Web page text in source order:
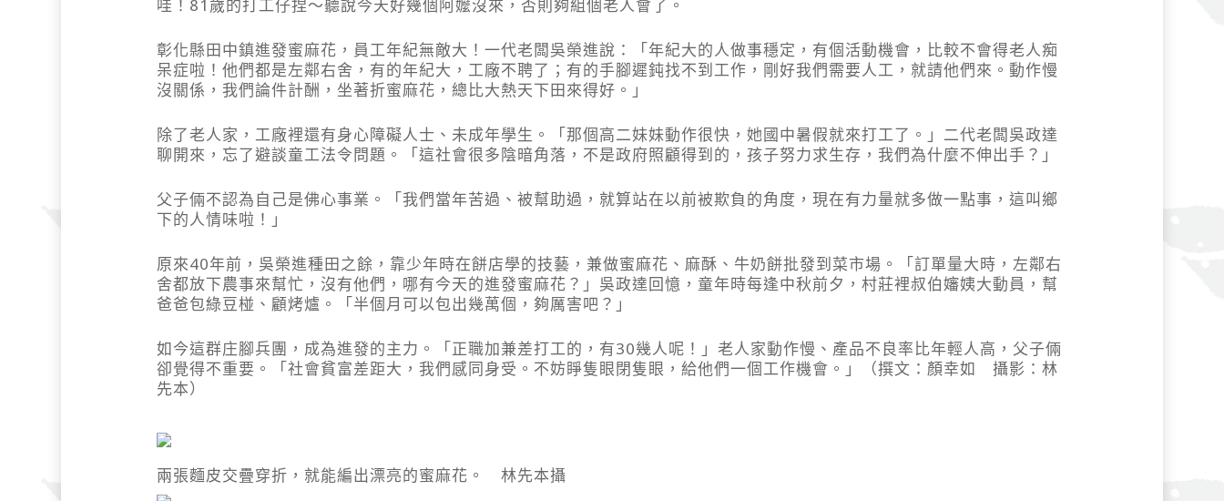
哇！81歲的打工仔捏～聽說今天好幾個阿嬤沒來，否則夠組個老人會了。
彰化縣田中鎮進發蜜麻花，員工年紀無敵大！一代老闆吳榮進說：「年紀大的人做事穩定，有個活動機會，比較不會得老人痴
呆症啦！他們都是左鄰右舍，有的年紀大，工廠不聘了；有的手腳遲鈍找不到工作，剛好我們需要人工，就請他們來。動作慢
沒關係，我們論件計酬，坐著折蜜麻花，總比大熱天下田來得好。」
除了老人家，工廠裡還有身心障礙人士、未成年學生。「那個高二妹妹動作很快，她國中暑假就來打工了。」二代老闆吳政達
聊開來，忘了避談童工法令問題。「這社會很多陰暗角落，不是政府照顧得到的，孩子努力求生存，我們為什麼不伸出手？」
父子倆不認為自己是佛心事業。「我們當年苦過、被幫助過，就算站在以前被欺負的角度，現在有力量就多做一點事，這叫鄉
下的人情味啦！」
原來40年前，吳榮進種田之餘，靠少年時在餅店學的技藝，兼做蜜麻花、麻酥、牛奶餅批發到菜市場。「訂單量大時，左鄰右
舍都放下農事來幫忙，沒有他們，哪有今天的進發蜜麻花？」吳政達回憶，童年時每逢中秋前夕，村莊裡叔伯嬸姨大動員，幫
爸爸包綠豆椪、顧烤爐。「半個月可以包出幾萬個，夠厲害吧？」
如今這群庄腳兵團，成為進發的主力。「正職加兼差打工的，有30幾人呢！」老人家動作慢、產品不良率比年輕人高，父子倆
卻覺得不重要。「社會貧富差距大，我們感同身受。不妨睜隻眼閉隻眼，給他們一個工作機會。」（撰文：顏幸如 攝影：林
先本）
兩張麵皮交疊穿折，就能編出漂亮的蜜麻花。 林先本攝